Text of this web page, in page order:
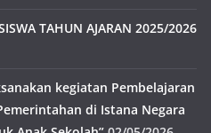
TAHUN AJARAN 2025/2026
kegiatan Pembelajaran
di Istana Negara